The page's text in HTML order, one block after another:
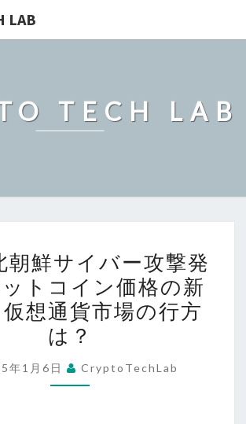
LAB
TECH LAB
の
北
朝
鮮
イ
朝鮮サイバー攻撃発
トコイン価格の新
想通貨市場の行方
は？
年1月6日 CryptoTechLab